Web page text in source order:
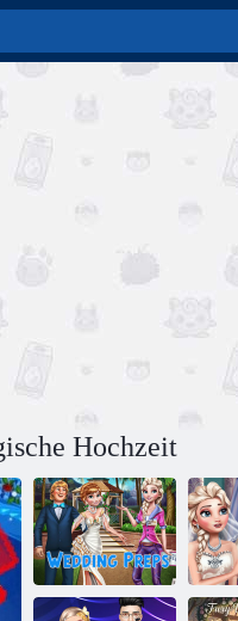
Hochzeit